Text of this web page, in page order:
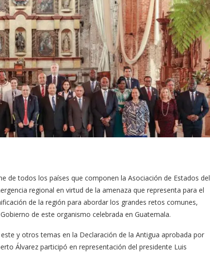
de todos los países que componen la Asociación de Estados del
regional en virtud de la amenaza que representa para el
de la región para abordar los grandes retos comunes,
de este organismo celebrada en Guatemala.
y otros temas en la Declaración de la Antigua aprobada por
Álvarez participó en representación del presidente Luis